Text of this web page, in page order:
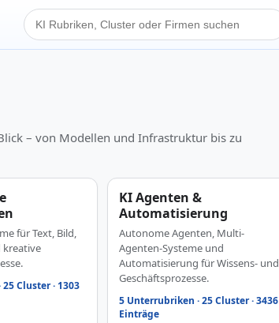
KI Suche
– von Modellen und Infrastruktur bis zu
für Text, Bild,
kreative
Cluster · 1303
KI Agenten &
Automatisierung
Autonome Agenten, Multi-
Agenten-Systeme und
Automatisierung für Wissens- und
Geschäftsprozesse.
5 Unterrubriken · 25 Cluster · 3436
Einträge